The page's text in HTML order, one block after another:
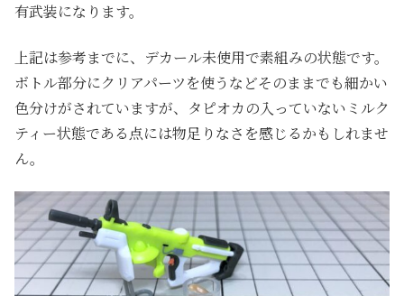
有武装になります。
上記は参考までに、デカール未使用で素組みの状態です。
ボトル部分にクリアパーツを使うなどそのままでも細かい
色分けがされていますが、タピオカの入っていないミルク
ティー状態である点には物足りなさを感じるかもしれませ
ん。